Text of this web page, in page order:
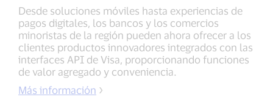
Desde soluciones móviles hasta experiencias de
pagos digitales, los bancos y los comercios
minoristas de la región pueden ahora ofrecer a los
clientes productos innovadores integrados con las
interfaces API de Visa, proporcionando funciones
de valor agregado y conveniencia.
Más información